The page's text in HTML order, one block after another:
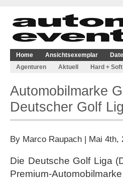
Home Ansichtsexemplar
Agenturen
Aktuell Hard + Soft
Automobilmarke
Deutscher Golf
By Marco Raupach | Mai 4th,
Die Deutsche Golf Liga
Premium-